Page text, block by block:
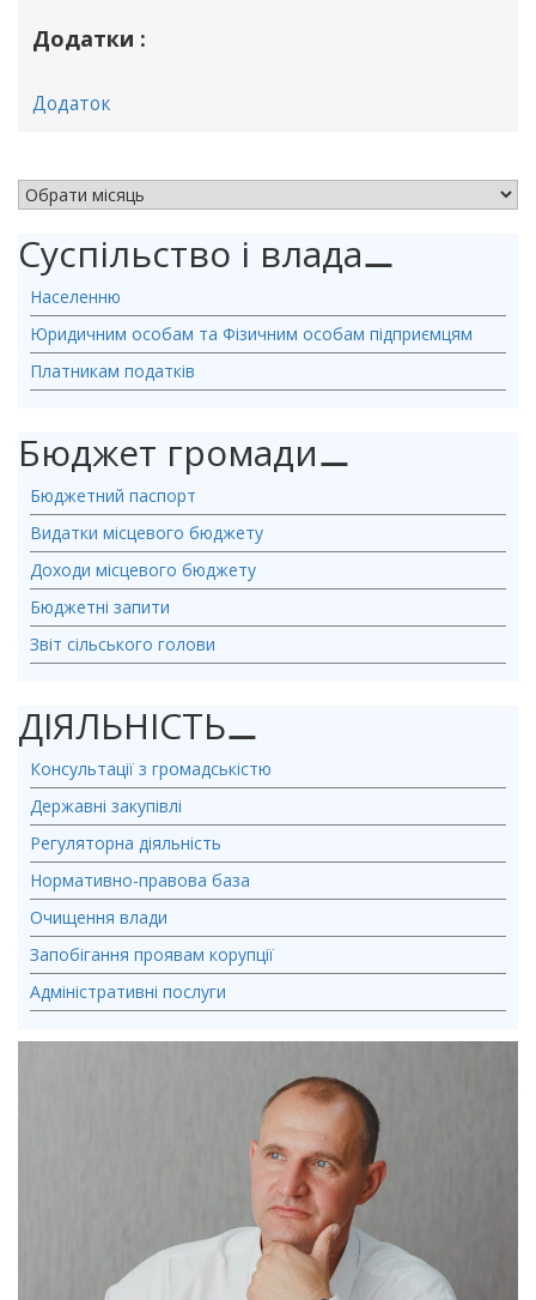
Додатки :
Додаток
Суспільство і влада⚊
Населенню
Юридичним особам та Фізичним особам підприємцям
Платникам податків
Бюджет громади⚊
Бюджетний паспорт
Видатки місцевого бюджету
Доходи місцевого бюджету
Бюджетні запити
Звіт сільського голови
ДІЯЛЬНІСТЬ⚊
Консультації з громадськістю
Державні закупівлі
Регуляторна діяльність
Нормативно-правова база
Очищення влади
Запобігання проявам корупції
Адміністративні послуги